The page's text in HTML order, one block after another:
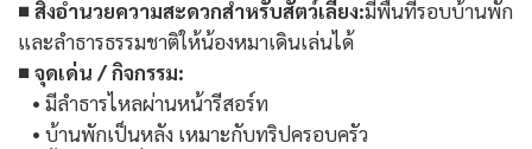
■ สิ่งอำนวยความสะดวกสำหรับสัตว์เลี้ยง:มีพื้นที่รอบบ้านพัก
และลำธารธรรมชาติให้น้องหมาเดินเล่นได้
■ จุดเด่น / กิจกรรม:
• มีลำธารไหลผ่านหน้ารีสอร์ท
• บ้านพักเป็นหลัง เหมาะกับทริปครอบครัว